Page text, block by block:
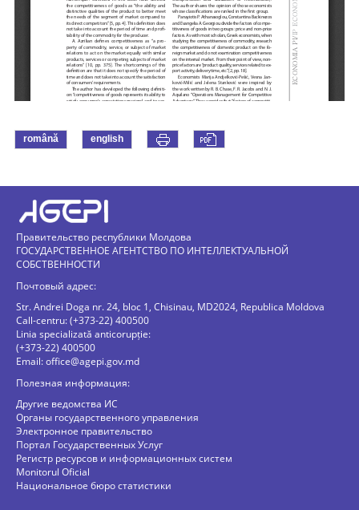
română english
Правительство республики Молдова
ГОСУДАРСТВЕННОЕ АГЕНТСТВО ПО ИНТЕЛЛЕКТУАЛЬНОЙ
СОБСТВЕННОСТИ
Почтовый адрес:
Str. Andrei Doga nr. 24, bloc 1, Chisinau, MD2024, Republica Moldova
Call-centru: (+373-22) 400500
Linia specializată anticorupție:
(+373-22) 400500
Email:office@agepi.gov.md
Полезная информация:
Другие ведомства ИС
Органы государственного управления
Электронное правительство
Портал Государственных Услуг
Регистр ресурсов и информационных систем
Monitorul Oficial
Национальное бюро статистики